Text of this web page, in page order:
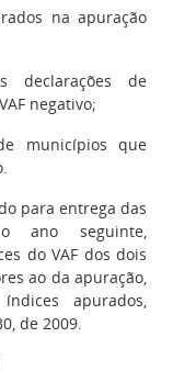
na apuração
declarações de
negativo;
municípios que
para entrega das
ano seguinte,
do VAF dos dois
ao da apuração,
apurados,
de 2009.